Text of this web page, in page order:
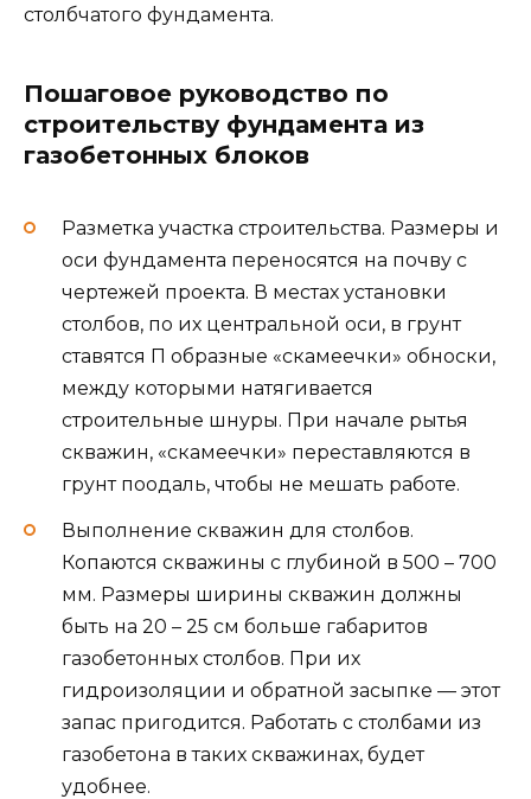
столбчатого фундамента.
Пошаговое руководство по
строительству фундамента из
газобетонных блоков
Разметка участка строительства. Размеры и
оси фундамента переносятся на почву с
чертежей проекта. В местах установки
столбов, по их центральной оси, в грунт
ставятся П образные «скамеечки» обноски,
между которыми натягивается
строительные шнуры. При начале рытья
скважин, «скамеечки» переставляются в
грунт поодаль, чтобы не мешать работе.
Выполнение скважин для столбов.
Копаются скважины с глубиной в 500 – 700
мм. Размеры ширины скважин должны
быть на 20 – 25 см больше габаритов
газобетонных столбов. При их
гидроизоляции и обратной засыпке — этот
запас пригодится. Работать с столбами из
газобетона в таких скважинах, будет
удобнее.